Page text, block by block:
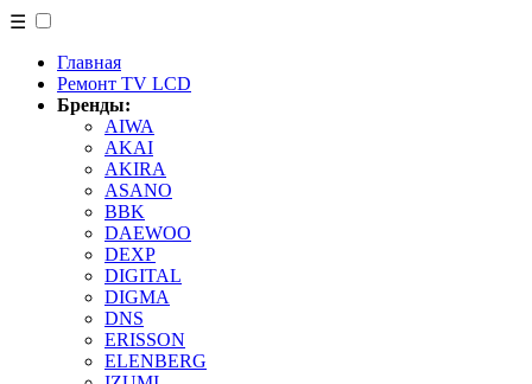
☰
Главная
Ремонт TV LCD
Бренды:
AIWA
AKAI
AKIRA
ASANO
BBK
DAEWOO
DEXP
DIGITAL
DIGMA
DNS
ERISSON
ELENBERG